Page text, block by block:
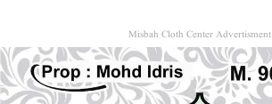
Misbah Cloth Center Advertisment